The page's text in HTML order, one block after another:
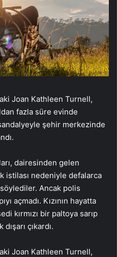
Joan Kathleen Turnell,
fazla süre evinde
şehir merkezinde
dairesinden gelen
istilası nedeniyle defalarca
Ancak polis
açmadı. Kızının hayatta
kırmızı bir paltoya sarıp
çıkardı.
Joan Kathleen Turnell,